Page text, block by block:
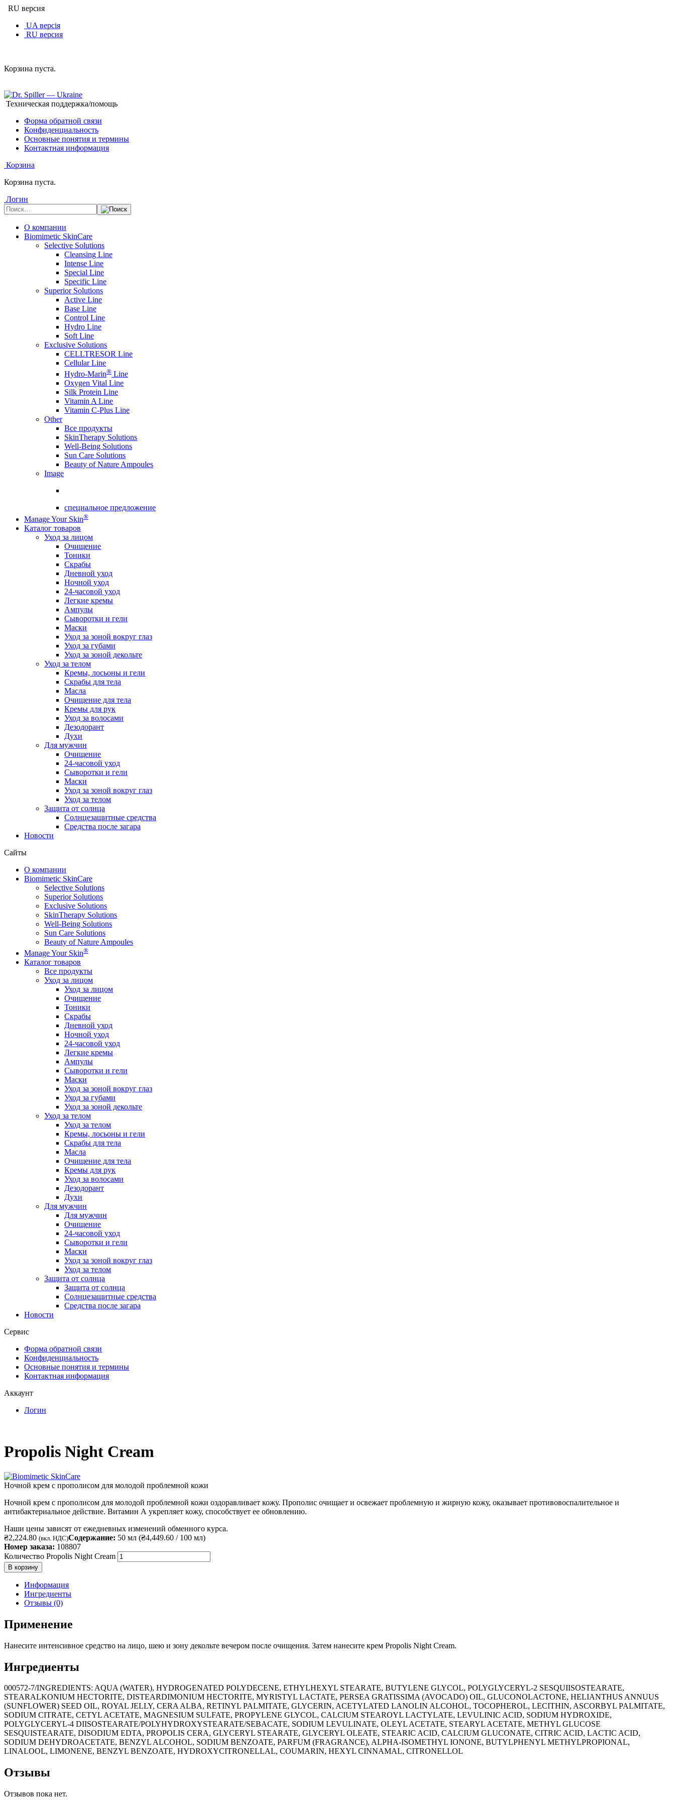
RU версия
UA версія
RU версия
Корзина пуста.
Техническая поддержка/помощь
Форма обратной связи
Конфиденциальность
Основные понятия и термины
Контактная информация
Корзина
Корзина пуста.
Логин
О компании
Biomimetic SkinCare
Selective Solutions
Cleansing Line
Intense Line
Special Line
Specific Line
Superior Solutions
Active Line
Base Line
Control Line
Hydro Line
Soft Line
Exclusive Solutions
CELLTRESOR Line
Cellular Line
Hydro-Marin® Line
Oxygen Vital Line
Silk Protein Line
Vitamin A Line
Vitamin C-Plus Line
Other
Все продукты
SkinTherapy Solutions
Well-Being Solutions
Sun Care Solutions
Beauty of Nature Ampoules
Image
специальное предложение
Manage Your Skin®
Каталог товаров
Уход за лицом
Очищение
Тоники
Скрабы
Дневной уход
Ночной уход
24-часовой уход
Легкие кремы
Ампулы
Сыворотки и гели
Маски
Уход за зоной вокруг глаз
Уход за губами
Уход за зоной декольте
Уход за телом
Кремы, лосьоны и гели
Скрабы для тела
Масла
Очищение для тела
Кремы для рук
Уход за волосами
Дезодорант
Духи
Для мужчин
Очищение
24-часовой уход
Сыворотки и гели
Маски
Уход за зоной вокруг глаз
Уход за телом
Защита от солнца
Солнцезащитные средства
Средства после загара
Новости
Сайты
О компании
Biomimetic SkinCare
Selective Solutions
Superior Solutions
Exclusive Solutions
SkinTherapy Solutions
Well-Being Solutions
Sun Care Solutions
Beauty of Nature Ampoules
Manage Your Skin®
Каталог товаров
Все продукты
Уход за лицом
Уход за лицом
Очищение
Тоники
Скрабы
Дневной уход
Ночной уход
24-часовой уход
Легкие кремы
Ампулы
Сыворотки и гели
Маски
Уход за зоной вокруг глаз
Уход за губами
Уход за зоной декольте
Уход за телом
Уход за телом
Кремы, лосьоны и гели
Скрабы для тела
Масла
Очищение для тела
Кремы для рук
Уход за волосами
Дезодорант
Духи
Для мужчин
Для мужчин
Очищение
24-часовой уход
Сыворотки и гели
Маски
Уход за зоной вокруг глаз
Уход за телом
Защита от солнца
Защита от солнца
Солнцезащитные средства
Средства после загара
Новости
Сервис
Форма обратной связи
Конфиденциальность
Основные понятия и термины
Контактная информация
Аккаунт
Логин
Propolis Night Cream
Ночной крем с прополисом для молодой проблемной кожи
Ночной крем с прополисом для молодой проблемной кожи оздоравливает кожу. Прополис очищает и освежает проблемную и жирную кожу, оказывает противовоспалительное и
антибактериальное действие. Витамин А укрепляет кожу, способствует ее обновлению.
Наши цены зависят от ежедневных изменений обменного курса.
₴2,224.80 (вкл. НДС)Содержание: 50 мл (₴4,449.60 / 100 мл)
Номер заказа: 108807
Количество Propolis Night Cream
В корзину
Информация
Ингредиенты
Отзывы (0)
Применение
Нанесите интенсивное средство на лицо, шею и зону декольте вечером после очищения. Затем нанесите крем Propolis Night Cream.
Ингредиенты
000572-7/INGREDIENTS: AQUA (WATER), HYDROGENATED POLYDECENE, ETHYLHEXYL STEARATE, BUTYLENE GLYCOL, POLYGLYCERYL-2 SESQUIISOSTEARATE,
STEARALKONIUM HECTORITE, DISTEARDIMONIUM HECTORITE, MYRISTYL LACTATE, PERSEA GRATISSIMA (AVOCADO) OIL, GLUCONOLACTONE, HELIANTHUS ANNUUS
(SUNFLOWER) SEED OIL, ROYAL JELLY, CERA ALBA, RETINYL PALMITATE, GLYCERIN, ACETYLATED LANOLIN ALCOHOL, TOCOPHEROL, LECITHIN, ASCORBYL PALMITATE,
SODIUM CITRATE, CETYL ACETATE, MAGNESIUM SULFATE, PROPYLENE GLYCOL, CALCIUM STEAROYL LACTYLATE, LEVULINIC ACID, SODIUM HYDROXIDE,
POLYGLYCERYL-4 DIISOSTEARATE/POLYHYDROXYSTEARATE/SEBACATE, SODIUM LEVULINATE, OLEYL ACETATE, STEARYL ACETATE, METHYL GLUCOSE
SESQUISTEARATE, DISODIUM EDTA, PROPOLIS CERA, GLYCERYL STEARATE, GLYCERYL OLEATE, STEARIC ACID, CALCIUM GLUCONATE, CITRIC ACID, LACTIC ACID,
SODIUM DEHYDROACETATE, BENZYL ALCOHOL, SODIUM BENZOATE, PARFUM (FRAGRANCE), ALPHA-ISOMETHYL IONONE, BUTYLPHENYL METHYLPROPIONAL,
LINALOOL, LIMONENE, BENZYL BENZOATE, HYDROXYCITRONELLAL, COUMARIN, HEXYL CINNAMAL, CITRONELLOL
Отзывы
Отзывов пока нет.